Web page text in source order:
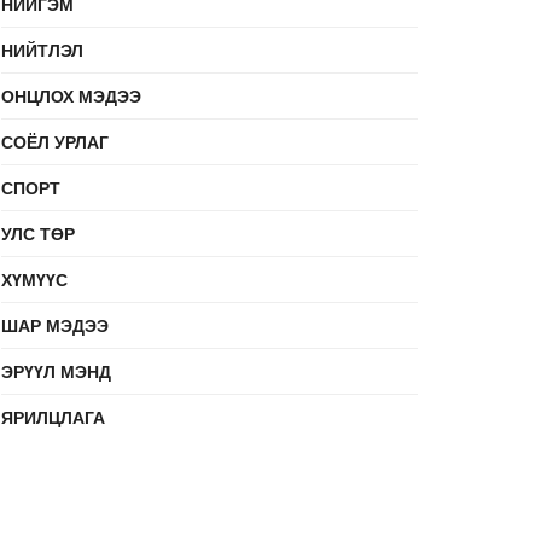
НИЙТЛЭЛ
ОНЦЛОХ МЭДЭЭ
СОЁЛ УРЛАГ
СПОРТ
УЛС ТӨР
ХҮМҮҮС
ШАР МЭДЭЭ
ЭРҮҮЛ МЭНД
ЯРИЛЦЛАГА